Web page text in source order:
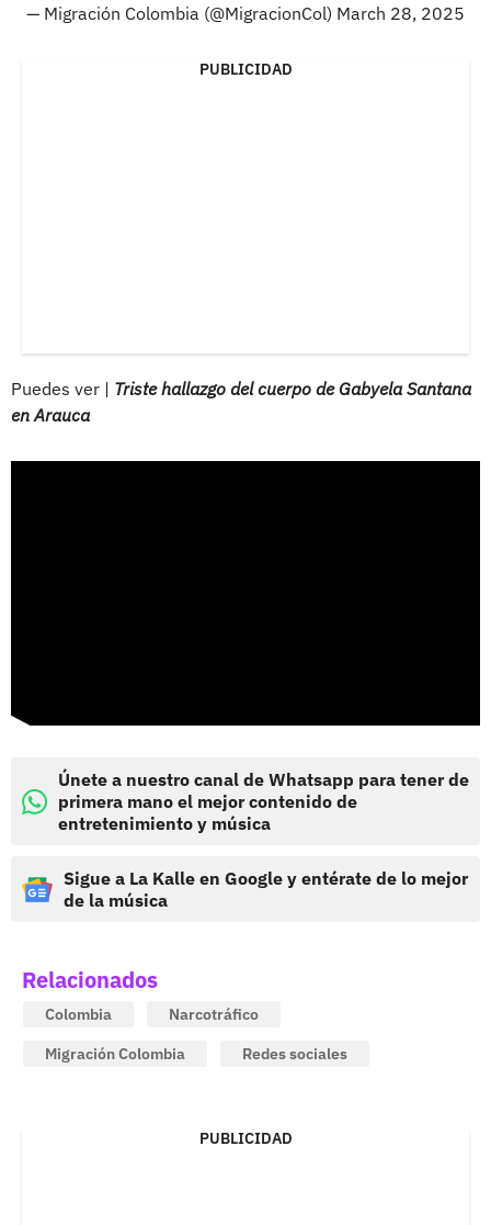
— Migración Colombia (@MigracionCol) March 28, 2025
PUBLICIDAD
Puedes ver | Triste hallazgo del cuerpo de Gabyela Santana
en Arauca
Únete a nuestro canal de Whatsapp para tener de
primera mano el mejor contenido de
entretenimiento y música
Sigue a La Kalle en Google y entérate de lo mejor
de la música
Relacionados
Colombia
Narcotráfico
Migración Colombia
Redes sociales
PUBLICIDAD